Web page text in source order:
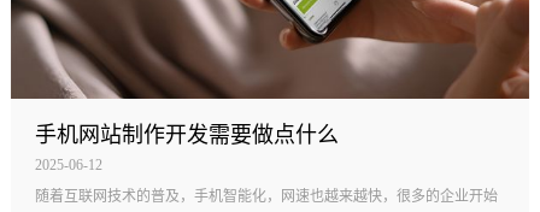
网站制作中页面设计需要考虑哪些因素
2025-06-06
网站制作中页面设计是展示网站的核心，在设计网站页面时，设计师需要